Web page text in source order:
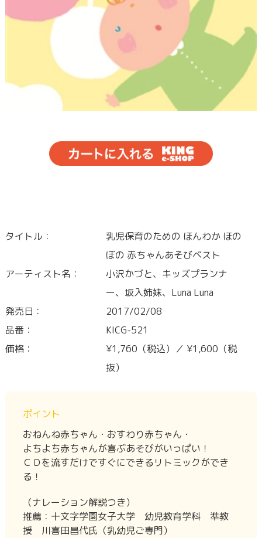
タイトル：
乳児保育のための ほんわか ほの
ぼの 赤ちゃんあそびベスト
アーティスト名：
小沢かづと、キッズプランナ
ー、坂入姉妹、Luna Luna
発売日：
2017/02/08
品番：
KICG-521
価格：
¥1,760（税込）／ ¥1,600（税
抜）
ポイント
おねんね赤ちゃん・おすわり赤ちゃん・
よちよち赤ちゃんが喜ぶあそびがいっぱい！
ＣＤを流すだけですぐにできるリトミックができ
る！
（ナレーション解説つき）
推薦：十文字学園女子大学 幼児教育学科 準教
授 川喜田昌代氏（乳幼児ご専門）